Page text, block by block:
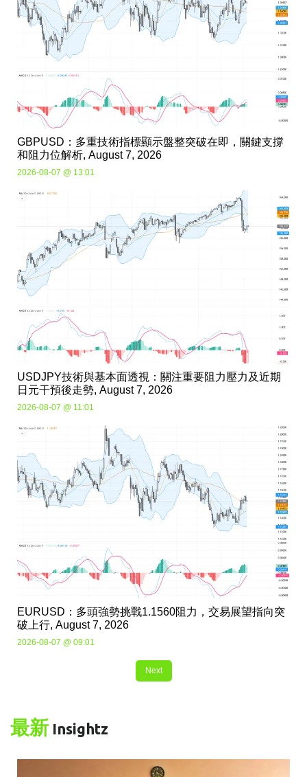
GBPUSD：多重技術指標顯示盤整突破在即，關鍵支撐
和阻力位解析, August 7, 2026
2026-08-07 @ 13:01
USDJPY技術與基本面透視：關注重要阻力壓力及近期
日元干預後走勢, August 7, 2026
2026-08-07 @ 11:01
EURUSD：多頭強勢挑戰1.1560阻力，交易展望指向突
破上行, August 7, 2026
2026-08-07 @ 09:01
Next
最新 Insightz